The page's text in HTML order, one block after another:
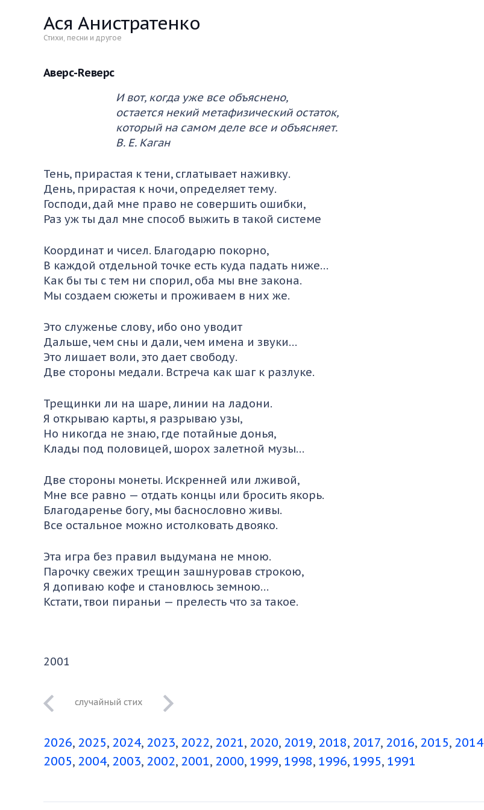
Ася Анистратенко
Стихи, песни и другое
Аверс-Rеверс
И вот, когда уже все объяснено,
остается некий метафизический остаток,
который на самом деле все и объясняет.
В. Е. Каган
Тень, прирастая к тени, сглатывает наживку.
День, прирастая к ночи, определяет тему.
Господи, дай мне право не совершить ошибки,
Раз уж ты дал мне способ выжить в такой системе
Координат и чисел. Благодарю покорно,
В каждой отдельной точке есть куда падать ниже…
Как бы ты с тем ни спорил, оба мы вне закона.
Мы создаем сюжеты и проживаем в них же.
Это служенье слову, ибо оно уводит
Дальше, чем сны и дали, чем имена и звуки…
Это лишает воли, это дает свободу.
Две стороны медали. Встреча как шаг к разлуке.
Трещинки ли на шаре, линии на ладони.
Я открываю карты, я разрываю узы,
Но никогда не знаю, где потайные донья,
Клады под половицей, шорох залетной музы…
Две стороны монеты. Искренней или лживой,
Мне все равно — отдать концы или бросить якорь.
Благодаренье богу, мы баснословно живы.
Все остальное можно истолковать двояко.
Эта игра без правил выдумана не мною.
Парочку свежих трещин зашнуровав строкою,
Я допиваю кофе и становлюсь земною…
Кстати, твои пираньи — прелесть что за такое.
2001
2026 2025 2024 2023 2022 2021 2020 2019 2018 2017 2016 2015 2014
2005 2004 2003 2002 2001 2000 1999 1998 1996 1995 1991